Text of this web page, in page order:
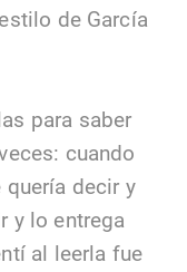
de García
para saber
cuando
quería decir y
y lo entrega
al leerla fue